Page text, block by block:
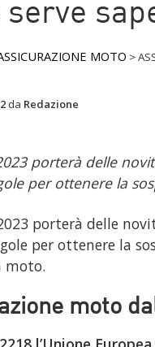
MOTO >
da Redazione
porterà delle
per ottenere la
porterà delle
per ottenere la
moto.
moto